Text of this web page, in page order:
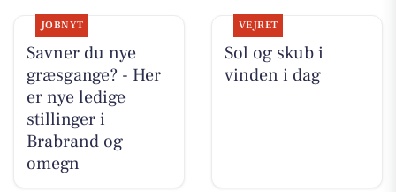
JOBNYT
Savner du nye
græsgange? - Her
er nye ledige
stillinger i
Brabrand og
omegn
VEJRET
Sol og skub i
vinden i dag